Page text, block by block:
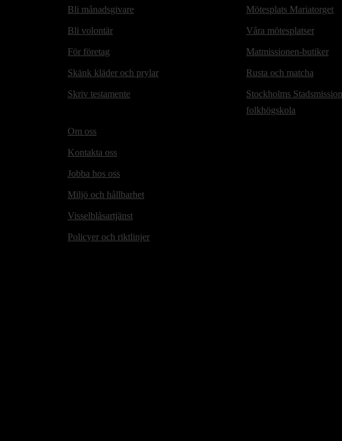
Bli månadsgivare
Bli volontär
För företag
Skänk kläder och prylar
Skriv testamente
Mötesplats Mariatorget
Våra mötesplatser
Matmissionen-butiker
Rusta och matcha
Stockholms
folkhögskola
Om oss
Kontakta oss
Jobba hos oss
Miljö och hållbarhet
Visselblåsartjänst
Policyer och riktlinjer